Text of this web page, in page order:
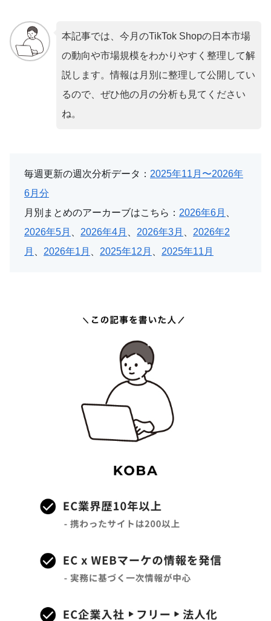
本記事では、今月のTikTok Shopの日本市場
の動向や市場規模をわかりやすく整理して解
説します。情報は月別に整理して公開してい
るので、ぜひ他の月の分析も見てください
ね。
毎週更新の週次分析データ： 2025年11月〜2026年
6月分
月別まとめのアーカーブはこちら： 2026年6月
2026年5月
2026年4月 2026年3月
2026年2
月
2026年1月 2025年12月 2025年11月